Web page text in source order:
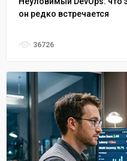
он редко встречается
36726